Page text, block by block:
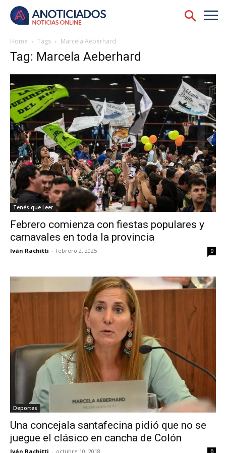
Home Tags Marcela Aeberhard
Tag: Marcela Aeberhard
Tenés que Leer
Febrero comienza con fiestas populares y
carnavales en toda la provincia
Iván Rachitti - febrero 2, 2025 0
Deportes
Una concejala santafecina pidió que no se
juegue el clásico en cancha de Colón
Iván Rachitti - octubre 10, 2018 0